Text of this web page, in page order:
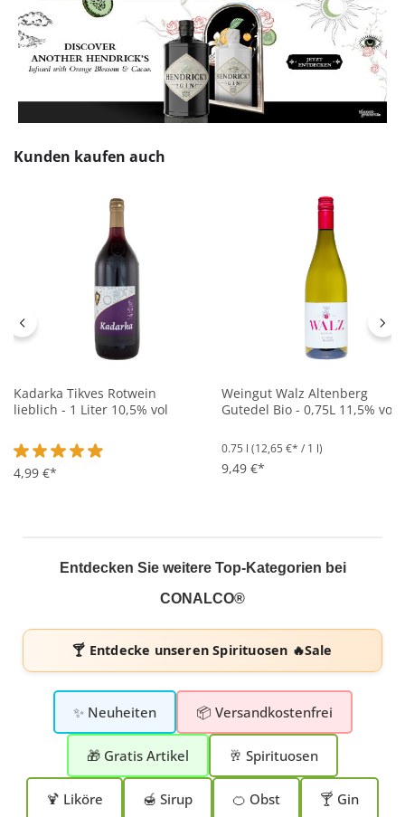
Produktgalerie überspringen
Kunden kaufen auch
Kadarka Tikves Rotwein
lieblich - 1 Liter 10,5% vol
Durchschnittliche Bewertung von 4.8 von 5 Sternen
4,99 €*
Weingut Walz Altenberg
Gutedel Bio - 0,75L 11,5% vol
0.75 l (12,65 €* / 1 l)
9,49 €*
Entdecken Sie weitere Top-Kategorien bei
CONALCO®
🍸 Entdecke unserenSpirituosen 🔥Sale
✨ Neuheiten 📦 Versandkostenfrei
🎁 Gratis Artikel 🥂 Spirituosen
🍹 Liköre 🍯 Sirup 🍊 Obst 🍸 Gin